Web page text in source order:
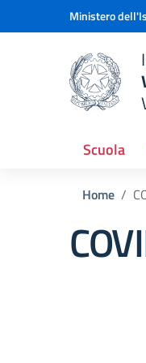
Vai ai contenuti
Vai al menu di navigazione
Ministero
scuola
Scuola
Home